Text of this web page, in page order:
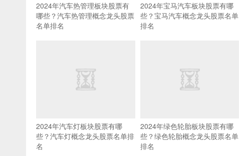
2024年汽车热管理板块股票有
哪些？汽车热管理概念龙头股票
名单排名
2024年宝马汽车板块股票有哪
些？宝马汽车概念龙头股票名单
排名
2024年汽车灯板块股票有哪
些？汽车灯概念龙头股票名单排
名
2024年绿色轮胎板块股票有哪
些？绿色轮胎概念龙头股票名单
排名